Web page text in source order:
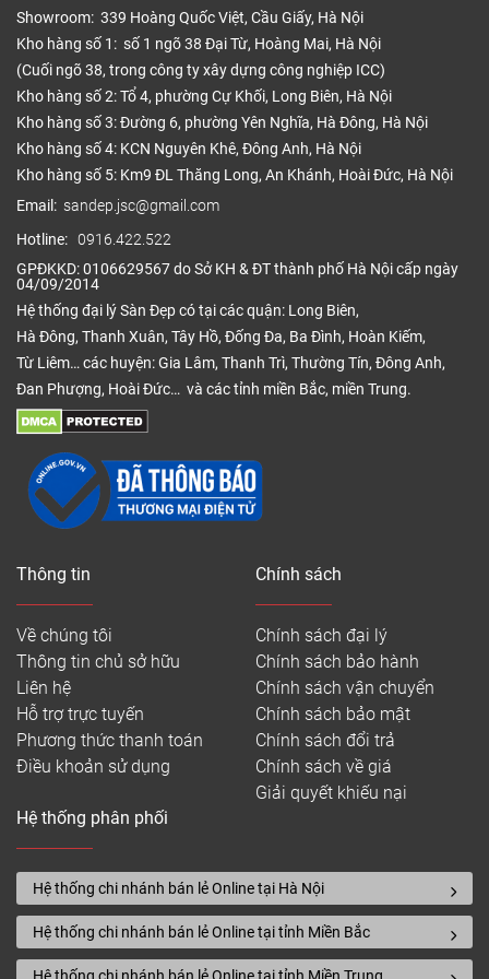
muốn di chuyển sàn sang một vị trí, địa điểm khác.
Ưu điểm của sàn nhựa IBT Floor
Sàn nhựa IBT Floor là dòng sản phẩm được nhập
khẩu từ Hàn Quốc nên người dùng hoàn toàn có thể
yên tâm về chất lượng của sản phẩm. Được sản
xuất trên dây chuyền công nghệ hiện đại, vật liệu
mang đến cho người dùng một cái nhìn mới về xu
hướng của thời đại mà không phải dòng
nào cũng có.
Trước khi ra mắt thị trường, sàn nhựa IBT Floor
chính hãng đã trải qua quá trình kiểm định chất
lượng nghiêm ngặt do cơ quan công nhận quốc tế
chịu trách nhiệm. Điều đó chứng tỏ đây là sản
phẩm được sản xuất theo một quy trình chuẩn,
đáng để chúng ta lựa chọn và sử dụng.
Sàn nhựa IBT Floor sử dụng hèm khóa cao cấp,
thân thiện với môi trường nên dù bạn lắp đặt nội
thất hay ngoại thất thì chúng vẫn mang đến cho
vào một thế giới mới lạ mà ở đó mọi bộn bề cuộc
Sàn nhựa IBT Floor có vân gỗ sang trọng, hiện đại.
Sản phẩm có khả năng chịu nhiệt tốt nên không có
hiện tượng phai màu. Bạn có thể sử dụng khoảng từ
20-25 năm mà không có dấu hiệu mất màu.
Showroom: 339 Hoàng Quốc Việt, Cầu Giấy, Hà Nội
Kho hàng số 1: số 1 ngõ 38 Đại Từ, Hoàng Mai, Hà Nội
(Cuối ngõ 38, trong công ty xây dựng công nghiệp ICC)
Kho hàng số 2: Tổ 4, phường Cự Khối, Long Biên, Hà Nội
Kho hàng số 3: Đường 6, phường Yên Nghĩa, Hà Đông, Hà Nội
Kho hàng số 4: KCN Nguyên Khê, Đông Anh, Hà Nội
Kho hàng số 5: Km9 ĐL Thăng Long, An Khánh, Hoài Đức, Hà Nội
Email: sandep.jsc@gmail.com
Hotline: 0916.422.522
GPĐKKD: 0106629567 do Sở KH & ĐT thành phố Hà Nội cấp ngày
04/09/2014
Hệ thống đại lý Sàn Đẹp có tại các quận: Long Biên,
Hà Đông, Thanh Xuân, Tây Hồ, Đống Đa, Ba Đình, Hoàn Kiếm,
Từ Liêm… các huyện: Gia Lâm, Thanh Trì, Thường Tín, Đông Anh,
Đan Phượng, Hoài Đức… và các tỉnh miền Bắc, miền Trung.
Thông tin
Về chúng tôi
Thông tin chủ sở hữu
Liên hệ
Hỗ trợ trực tuyến
Phương thức thanh toán
Điều khoản sử dụng
Chính sách
Chính sách đại lý
Chính sách bảo hành
Chính sách vận chuyển
Chính sách bảo mật
Chính sách đổi trả
Chính sách về giá
Giải quyết khiếu nại
Hệ thống phân phối
Hệ thống chi nhánh bán lẻ Online tại Hà Nội
Hệ thống chi nhánh bán lẻ Online tại tỉnh Miền Bắc